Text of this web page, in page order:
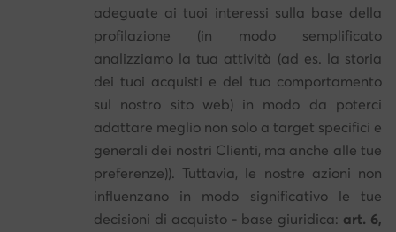
adeguate ai tuoi interessi sulla base della
profilazione (in modo semplificato
analizziamo la tua attività (ad es. la storia
dei tuoi acquisti e del tuo comportamento
sul nostro sito web) in modo da poterci
adattare meglio non solo a target specifici e
generali dei nostri Clienti, ma anche alle tue
preferenze)). Tuttavia, le nostre azioni non
influenzano in modo significativo le tue
decisioni di acquisto - base giuridica: art. 6,